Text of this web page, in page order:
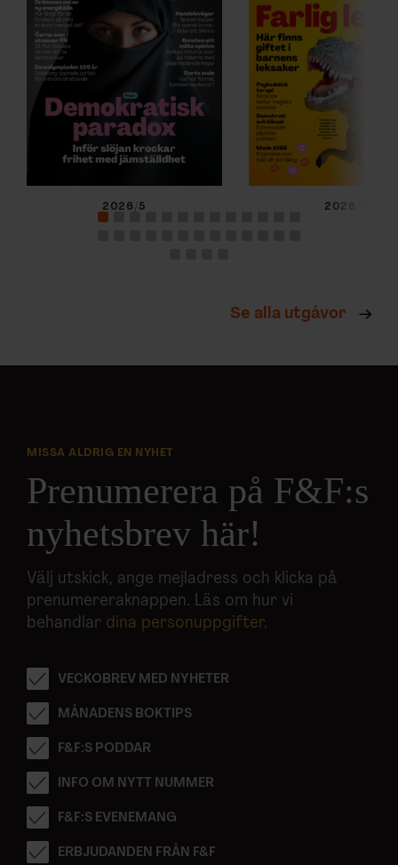
2026/5 2026/4
Se alla utgåvor
MISSA ALDRIG EN NYHET
Prenumerera på F&F:s
nyhetsbrev här!
Välj utskick, ange mejladress och klicka på
prenumereraknappen. Läs om hur vi
behandlar dina personuppgifter.
VECKOBREV MED NYHETER
MÅNADENS BOKTIPS
F&F:S PODDAR
INFO OM NYTT NUMMER
F&F:S EVENEMANG
ERBJUDANDEN FRÅN F&F